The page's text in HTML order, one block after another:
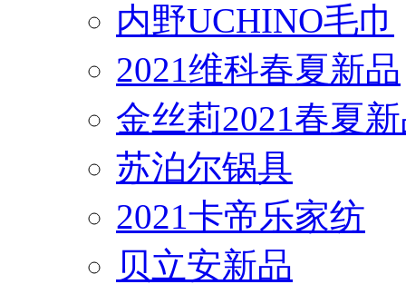
内野UCHINO毛巾
2021维科春夏新品
金丝莉2021春夏
苏泊尔锅具
2021卡帝乐家纺
贝立安新品